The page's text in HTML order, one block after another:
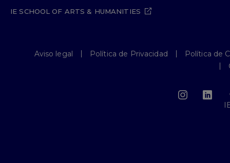
IE SCHOOL OF ARTS & HUMANITIES
Aviso legal Política de Privacidad
Política de